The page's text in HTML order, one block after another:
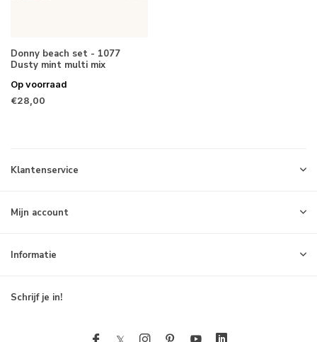
Donny beach set - 1077
Dusty mint multi mix
Op voorraad
€28,00
Klantenservice
Mijn account
Informatie
Schrijf je in!